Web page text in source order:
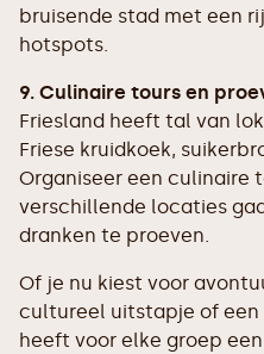
bruisende stad met een
hotspots.
9. Culinaire tours en
Friesland heeft tal van
Friese kruidkoek,
Organiseer een culinaire
verschillende locaties
dranken te proeven.
Of je nu kiest voor
cultureel uitstapje of een
heeft voor elke groep